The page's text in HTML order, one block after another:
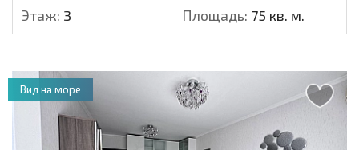
Этаж: 3 Площадь: 75 кв. м.
Вид на море